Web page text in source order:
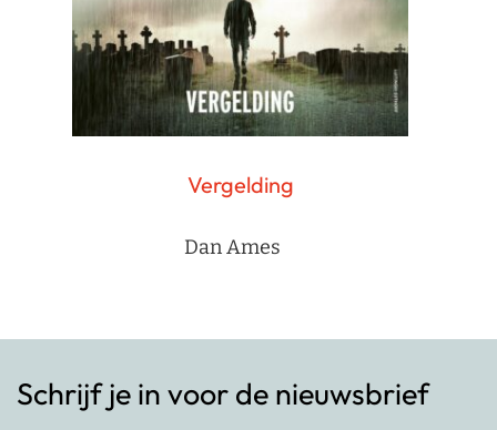
Vergelding
Dan Ames
Schrijf je in voor de nieuwsbrief